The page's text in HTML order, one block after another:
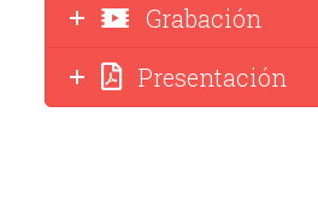
Grabación
Presentación